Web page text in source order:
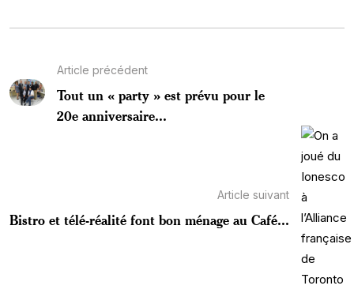
Article précédent
Tout un « party » est prévu pour le
20e anniversaire...
Article suivant
Bistro et télé-réalité font bon ménage au Café...